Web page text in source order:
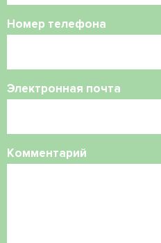
Номер телефона
Электронная почта
Комментарий